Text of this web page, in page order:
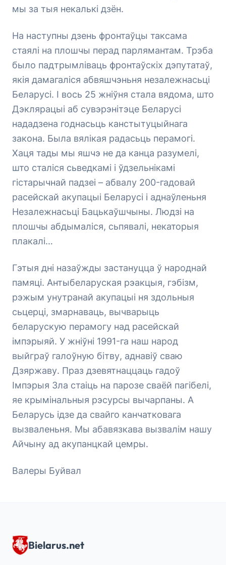
мы за тыя некалькі дзён.
На наступны дзень фронтаўцы таксама
стаялі на плошчы перад парлямантам. Трэба
было падтрымліваць фронтаўскіх дэпутатаў,
якія дамагаліся абвяшчэньня незалежнасьці
Беларусі. І вось 25 жніўня стала вядома, што
Дэклярацыі аб сувэрэнітэце Беларусі
нададзена годнасьць канстытуцыйнага
закона. Была вялікая радасьць перамогі.
Хаця тады мы яшчэ не да канца разумелі,
што сталіся сьведкамі і ўдзельнікамі
гістарычнай падзеі – абвалу 200-гадовай
расейскай акупацыі Беларусі і аднаўленьня
Незалежнасьці Бацькаўшчыны. Людзі на
плошчы абдымаліся, сьпявалі, некаторыя
плакалі…
Гэтыя дні назаўжды застануцца ў народнай
памяці. Антыбеларуская рэакцыя, гэбізм,
рэжым унутранай акупацыі ня здольныя
сьцерці, змарнаваць, вычварыць
беларускую перамогу над расейскай
імпэрыяй. У жніўні 1991-га наш народ
выйграў галоўную бітву, аднавіў сваю
Дзяржаву. Праз дзевятнаццаць гадоў
Імпэрыя Зла стаіць на парозе сваёй пагібелі,
яе крымінальныя рэсурсы вычарпаны. А
Беларусь ідзе да свайго канчатковага
вызваленьня. Мы абавязкава вызвалім нашу
Айчыну ад акупанцкай цемры.
Валеры Буйвал
Bielarus.net